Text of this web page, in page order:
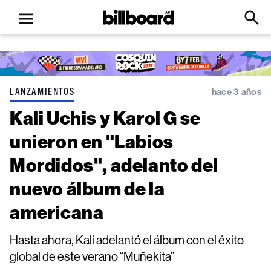
Open
menu
Billboard
Click
Input
LANZAMIENTOS hace 3 años
Kali Uchis y Karol G se
unieron en "Labios
Mordidos", adelanto del
nuevo álbum de la
americana
Hasta ahora, Kali adelantó el álbum con el éxito
global de este verano “Muñekita”